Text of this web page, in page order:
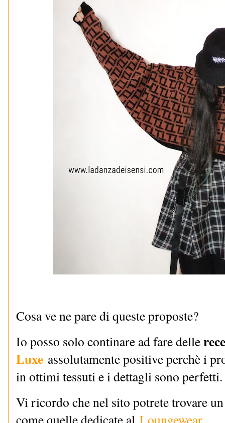
Cosa ve ne pare di queste proposte?
Io posso solo continare ad fare delle
Luxe assolutamente positive perchè i
in ottimi tessuti e i dettagli sono perfetti.
Vi ricordo che nel sito potrete trovare